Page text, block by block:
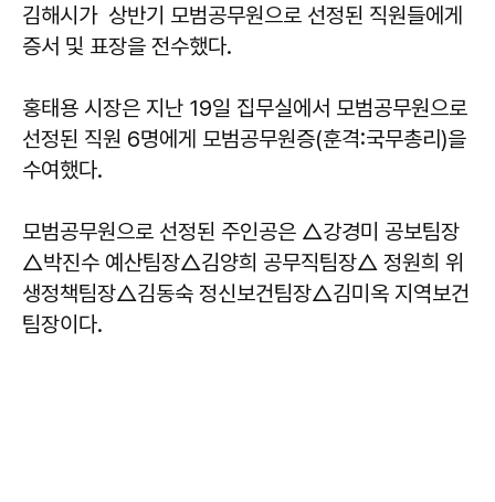
김해시가 상반기 모범공무원으로 선정된 직원들에게
증서 및 표장을 전수했다.
홍태용 시장은 지난 19일 집무실에서 모범공무원으로
선정된 직원 6명에게 모범공무원증(훈격:국무총리)을
수여했다.
모범공무원으로 선정된 주인공은 △강경미 공보팀장
△박진수 예산팀장△김양희 공무직팀장△ 정원희 위
생정책팀장△김동숙 정신보건팀장△김미옥 지역보건
팀장이다.